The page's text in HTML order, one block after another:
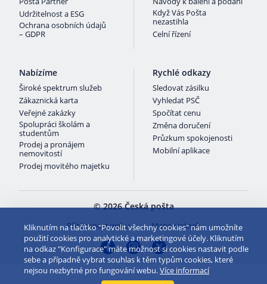
Udržitelnost a ESG
Ochrana osobních údajů
– GDPR
Když Vás Pošta
nezastihla
Celní řízení
Nabízíme
Široké spektrum služeb
Zákaznická karta
Veřejné zakázky
Spolupráci školám a
studentům
Prodej a pronájem
nemovitostí
Prodej movitého majetku
Rychlé odkazy
Sledovat zásilku
Vyhledat PSČ
Spočítat cenu
Změna doručení
Průzkum spokojenosti
Mobilní aplikace
© 2026 Česká pošta
Přístupnost webu Mapa stránek
Kliknutím na tlačítko "Povolit všechny cookies" nám umožníte
použití cookies pro analytické a marketingové účely. Kliknutím
na odkaz "Konfigurace" máte možnost si cookies nastavit podle
sebe a případně vybrat souhlas k těm typům cookies, které
nejsou nezbytné pro fungování webu.Více informací